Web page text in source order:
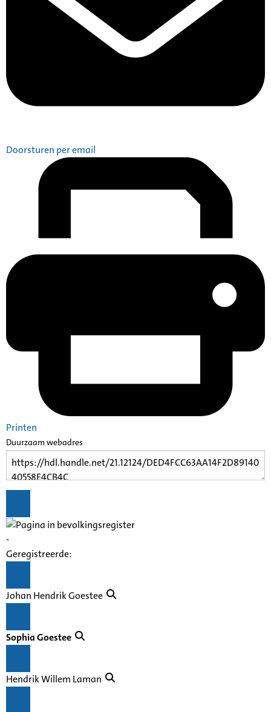
Doorsturen per email
Printen
Duurzaam webadres
-
Geregistreerde:
Johan Hendrik Goestee
Sophia Goestee
Hendrik Willem Laman